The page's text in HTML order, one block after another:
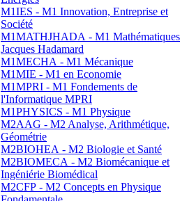
M1IES - M1 Innovation, Entreprise et
Société
M1MATHJHADA - M1 Mathématiques
Jacques Hadamard
M1MECHA - M1 Mécanique
M1MIE - M1 en Economie
M1MPRI - M1 Fondements de
l'Informatique MPRI
M1PHYSICS - M1 Physique
M2AAG - M2 Analyse, Arithmétique,
Géométrie
M2BIOHEA - M2 Biologie et Santé
M2BIOMECA - M2 Biomécanique et
Ingéniérie Biomédical
M2CFP - M2 Concepts en Physique